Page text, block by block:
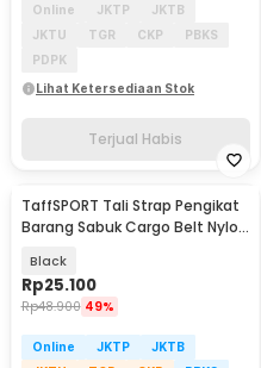
Online JKTP
JKTB
JKTU
TGR CKP
PBKS
PDPK
Lihat Ketersediaan Stok
Terjual Habis
TaffSPORT Tali Strap Pengikat
Barang Sabuk Cargo Belt Nylon
Black
Rp25.100
Rp48.900 49%
Online JKTP
JKTB